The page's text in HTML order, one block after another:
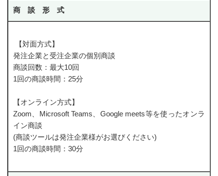
受託中小企業振興事業
7/10中小受託取引適正化推進講習会 当日資料 ダウンロードサ
イト
ウェルネス・フーズ産業支援センター
食品関連産業支援
ウェルネス関連産業支援
個人情報保護方針
商 談 形 式
【対面方式】
発注企業と受注企業の個別商談
商談回数：最大10回
1回の商談時間：25分
【オンライン方式】
Zoom、Microsoft Teams、Google meets等を使ったオンラ
イン商談
(商談ツールは発注企業様がお選びください)
1回の商談時間：30分